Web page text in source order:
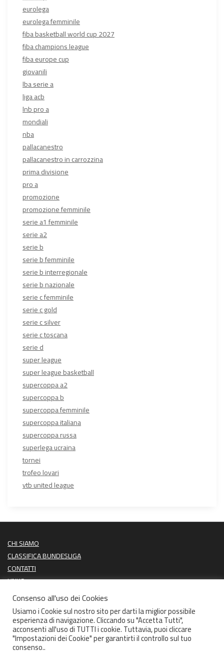
eurolega
eurolega femminile
fiba basketball world cup 2027
fiba champions league
fiba europe cup
giovanili
lba serie a
liga acb
lnb pro a
mondiali
nba
pallacanestro
pallacanestro in carrozzina
prima divisione
pro a
promozione
promozione femminile
serie a1 femminile
serie a2
serie b
serie b femminile
serie b interregionale
serie b nazionale
serie c femminile
serie c gold
serie c silver
serie c toscana
serie d
super league
super league basketball
supercoppa a2
supercoppa b
supercoppa femminile
supercoppa italiana
supercoppa russa
superlega ucraina
tornei
trofeo lovari
vtb united league
CHI SIAMO
CLASSIFICA BUNDESLIGA
CONTATTI
LINKS
PROSSIME PARTITE
ULTIMI RISULTATI
Consenso all'uso dei Cookies
Usiamo i Cookie sul nostro sito per darti la miglior possibile
esperienza di navigazione. Cliccando su "Accetta Tutti",
acconsenti all'uso di TUTTI i cookie. Tuttavia, puoi cliccare
"Impostazioni dei Cookie" per garantirti il controllo sul tuo
consenso..